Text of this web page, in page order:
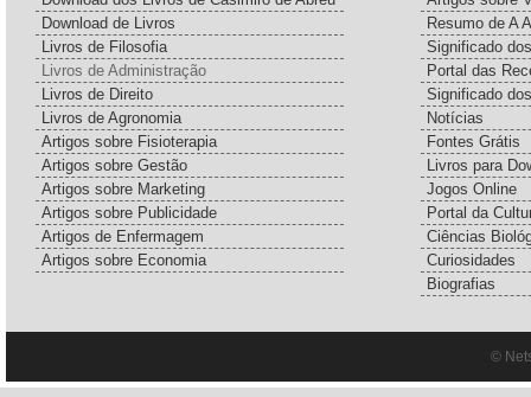
Download de Livros
Livros de Filosofia
Livros de Administração
Livros de Direito
Livros de Agronomia
Artigos sobre Fisioterapia
Artigos sobre Gestão
Artigos sobre Marketing
Artigos sobre Publicidade
Artigos de Enfermagem
Artigos sobre Economia
Resumo de A
Significado
Portal das
Significado
Notícias
Fontes Grátis
Livros para
Jogos Online
Portal da
Ciências
Curiosidades
Biografias
©